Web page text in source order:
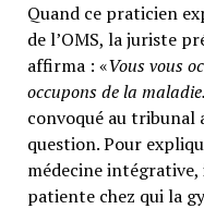
Quand ce praticien
de l’OMS, la juriste
affirma : «Vous vous
occupons de la
convoqué au
question. Pour
médecine
patiente chez qui la